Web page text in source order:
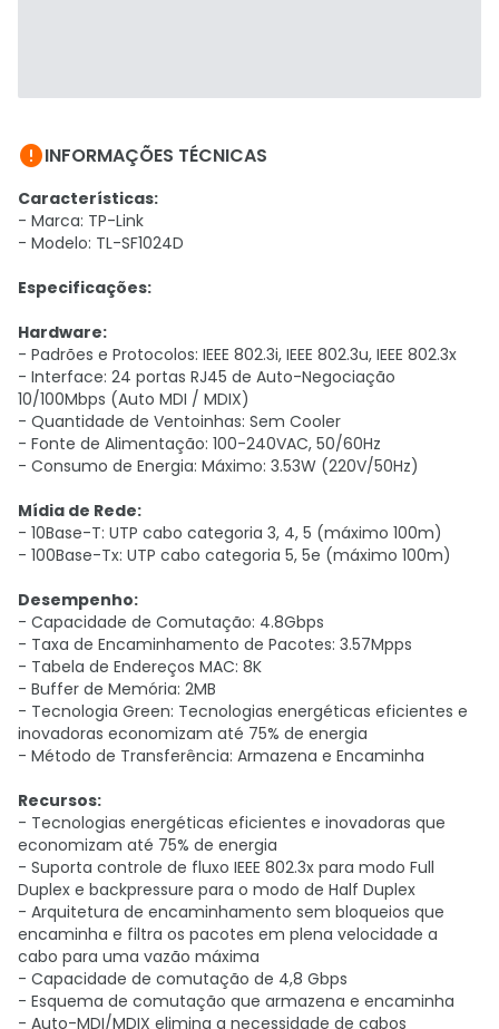
INFORMAÇÕES TÉCNICAS
Características:
- Marca: TP-Link
- Modelo: TL-SF1024D
Especificações:
Hardware:
- Padrões e Protocolos: IEEE 802.3i, IEEE 802.3u, IEEE 802.3x
- Interface: 24 portas RJ45 de Auto-Negociação
10/100Mbps (Auto MDI / MDIX)
- Quantidade de Ventoinhas: Sem Cooler
- Fonte de Alimentação: 100-240VAC, 50/60Hz
- Consumo de Energia: Máximo: 3.53W (220V/50Hz)
Mídia de Rede:
- 10Base-T: UTP cabo categoria 3, 4, 5 (máximo 100m)
- 100Base-Tx: UTP cabo categoria 5, 5e (máximo 100m)
Desempenho:
- Capacidade de Comutação: 4.8Gbps
- Taxa de Encaminhamento de Pacotes: 3.57Mpps
- Tabela de Endereços MAC: 8K
- Buffer de Memória: 2MB
- Tecnologia Green: Tecnologias energéticas eficientes e
inovadoras economizam até 75% de energia
- Método de Transferência: Armazena e Encaminha
Recursos:
- Tecnologias energéticas eficientes e inovadoras que
economizam até 75% de energia
- Suporta controle de fluxo IEEE 802.3x para modo Full
Duplex e backpressure para o modo de Half Duplex
- Arquitetura de encaminhamento sem bloqueios que
encaminha e filtra os pacotes em plena velocidade a
cabo para uma vazão máxima
- Capacidade de comutação de 4,8 Gbps
- Esquema de comutação que armazena e encaminha
- Auto-MDI/MDIX elimina a necessidade de cabos